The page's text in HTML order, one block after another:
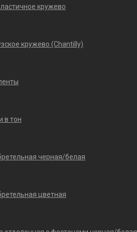
кружево
кружево (Chantilly)
в тон
черная/белая
цветная